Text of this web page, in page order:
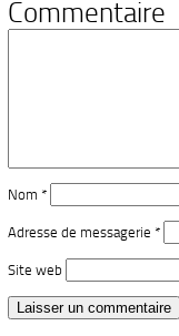
Commentaire
Nom *
Adresse de messagerie *
Site web